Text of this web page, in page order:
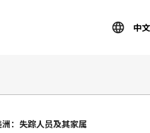
中文
：失踪人员及其家属